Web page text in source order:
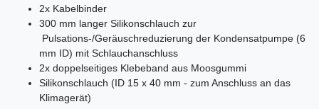
2x Kabelbinder
300 mm langer Silikonschlauch zur
Pulsations-/Geräuschreduzierung der Kondensatpumpe (6
mm ID) mit Schlauchanschluss
2x doppelseitiges Klebeband aus Moosgummi
Silikonschlauch (ID 15 x 40 mm - zum Anschluss an das
Klimagerät)